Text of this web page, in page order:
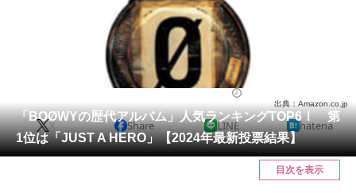
地域
教育・育児
リサーチ
会員記事
メディア
「BOØWYの歴代アルバム」人気ランキングTOP6！ 第
1位は「JUST A HERO」【2024年最新投票結果】
出典：Amazon.co.jp
X Share LINE hatena
目次を表示